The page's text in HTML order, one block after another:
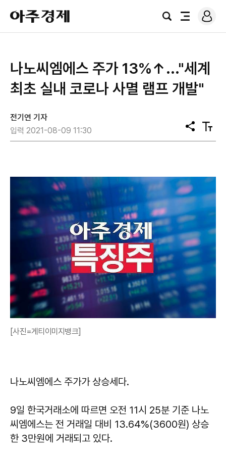
아
주
경
검
전
로
그
나노씨엠에스 주가 13%↑..."세계
최초 실내 코로나 사멸 램프 개발"
전기연 기자
입력 2021-08-09 11:30
공
유
텍
스
[사진=게티이미지뱅크]
나노씨엠에스 주가가 상승세다.
9일 한국거래소에 따르면 오전 11시 25분 기준 나노
씨엠에스는 전 거래일 대비 13.64%(3600원) 상승
한 3만원에 거래되고 있다.